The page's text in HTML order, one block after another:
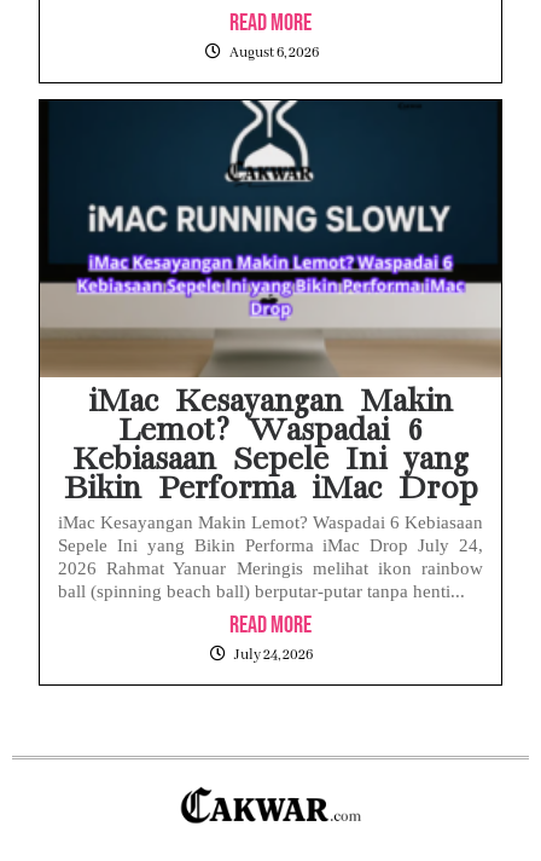
Read More
August 6, 2026
iMac Kesayangan Makin
Lemot? Waspadai 6
Kebiasaan Sepele Ini yang
Bikin Performa iMac Drop
iMac Kesayangan Makin Lemot? Waspadai 6 Kebiasaan
Sepele Ini yang Bikin Performa iMac Drop July 24,
2026 Rahmat Yanuar Meringis melihat ikon rainbow
ball (spinning beach ball) berputar-putar tanpa henti...
Read More
July 24, 2026